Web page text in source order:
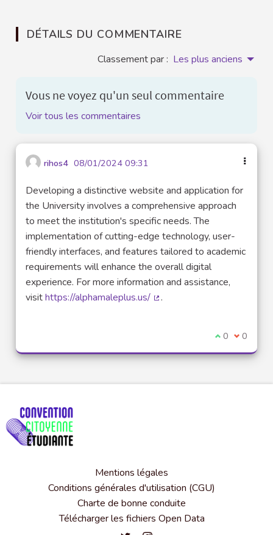
DÉTAILS DU COMMENTAIRE
Classement par : Les plus anciens
Vous ne voyez qu'un seul commentaire
Voir tous les commentaires
rihos4 08/01/2024 09:31
Developing a distinctive website and application for
the University involves a comprehensive approach
to meet the institution's specific needs. The
implementation of cutting-edge technology, user-
friendly interfaces, and features tailored to academic
requirements will enhance the overall digital
experience. For more information and assistance,
visithttps://alphamaleplus.us/ .
Je suis
0 Je ne
0
Mentions légales
Conditions générales d'utilisation (CGU)
Charte de bonne conduite
Télécharger les fichiers Open Data